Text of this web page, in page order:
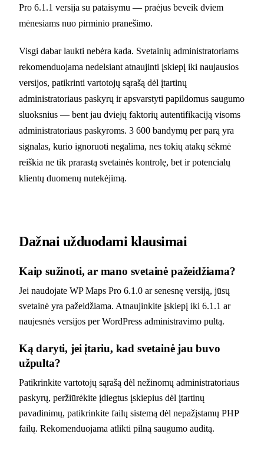
Pro 6.1.1 versija su pataisymu — praėjus beveik dviem
mėnesiams nuo pirminio pranešimo.
Visgi dabar laukti nebėra kada. Svetainių administratoriams
rekomenduojama nedelsiant atnaujinti įskiepį iki naujausios
versijos, patikrinti vartotojų sąrašą dėl įtartinų
administratoriaus paskyrų ir apsvarstyti papildomus saugumo
sluoksnius — bent jau dviejų faktorių autentifikaciją visoms
administratoriaus paskyroms. 3 600 bandymų per parą yra
signalas, kurio ignoruoti negalima, nes tokių atakų sėkmė
reiškia ne tik prarastą svetainės kontrolę, bet ir potencialų
klientų duomenų nutekėjimą.
Dažnai užduodami klausimai
Kaip sužinoti, ar mano svetainė pažeidžiama?
Jei naudojate WP Maps Pro 6.1.0 ar senesnę versiją, jūsų
svetainė yra pažeidžiama. Atnaujinkite įskiepį iki 6.1.1 ar
naujesnės versijos per WordPress administravimo pultą.
Ką daryti, jei įtariu, kad svetainė jau buvo
užpulta?
Patikrinkite vartotojų sąrašą dėl nežinomų administratoriaus
paskyrų, peržiūrėkite įdiegtus įskiepius dėl įtartinų
pavadinimų, patikrinkite failų sistemą dėl nepažįstamų PHP
failų. Rekomenduojama atlikti pilną saugumo auditą.